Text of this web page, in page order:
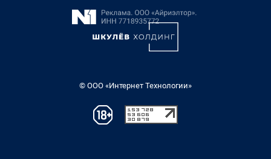
© ООО «Интернет Технологии»